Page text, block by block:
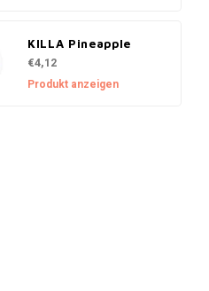
KILLA Pineapple
€4,12
Produkt anzeigen